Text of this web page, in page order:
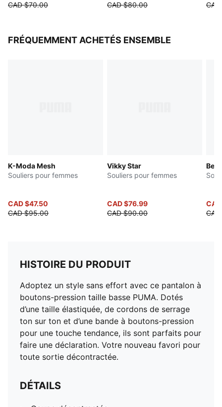
CAD $70.00
CAD $80.00
FRÉQUEMMENT ACHETÉS ENSEMBLE
K-Moda Mesh
Souliers pour femmes
CAD $47.50
CAD $95.00
Vikky Star
Souliers pour femmes
CAD $76.99
CAD $90.00
HISTOIRE DU PRODUIT
Adoptez un style sans effort avec ce pantalon à
boutons-pression taille basse PUMA. Dotés
d’une taille élastiquée, de cordons de serrage
ton sur ton et d’une bande à boutons-pression
pour une touche tendance, ils sont parfaits pour
faire une déclaration. Votre nouveau favori pour
toute sortie décontractée.
DÉTAILS